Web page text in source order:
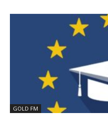
GOLD FM